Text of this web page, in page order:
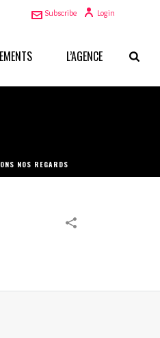
Login
Subscribe
L’AGENCE
NOS REGARDS